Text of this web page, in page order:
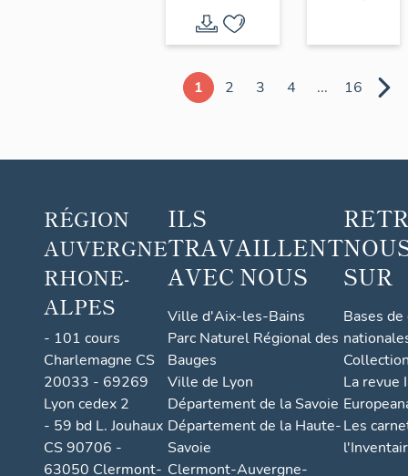
de 15
chasubles,
17
dalmatiques
accessoires
violet n°2
1 2 3 4 ... 16
RÉGION
AUVERGNE
RHONE-
ALPES
- 101 cours
Charlemagne CS
20033 - 69269
Lyon cedex 2
- 59 bd L. Jouhaux
CS 90706 -
63050 Clermont-
ILS
TRAVAILLENT
AVEC NOUS
Ville d'Aix-les-Bains
Parc Naturel Régional des
Bauges
Ville de Lyon
Département de la Savoie
Département de la Haute-
Savoie
Clermont-Auvergne-
SUR
Bases
La revue
Les